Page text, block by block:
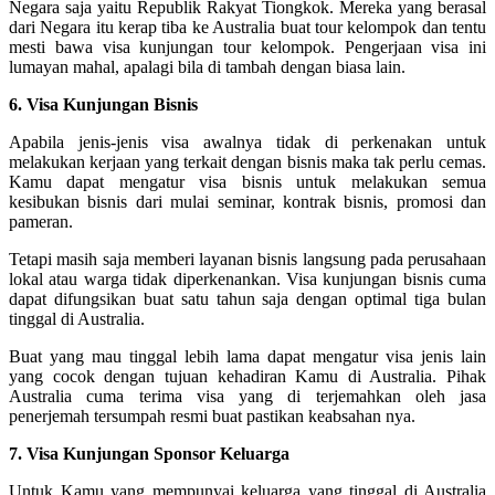
Negara saja yaitu Republik Rakyat Tiongkok. Mereka yang berasal
dari Negara itu kerap tiba ke Australia buat tour kelompok dan tentu
mesti bawa visa kunjungan tour kelompok. Pengerjaan visa ini
lumayan mahal, apalagi bila di tambah dengan biasa lain.
6. Visa Kunjungan Bisnis
Apabila jenis-jenis visa awalnya tidak di perkenakan untuk
melakukan kerjaan yang terkait dengan bisnis maka tak perlu cemas.
Kamu dapat mengatur visa bisnis untuk melakukan semua
kesibukan bisnis dari mulai seminar, kontrak bisnis, promosi dan
pameran.
Tetapi masih saja memberi layanan bisnis langsung pada perusahaan
lokal atau warga tidak diperkenankan. Visa kunjungan bisnis cuma
dapat difungsikan buat satu tahun saja dengan optimal tiga bulan
tinggal di Australia.
Buat yang mau tinggal lebih lama dapat mengatur visa jenis lain
yang cocok dengan tujuan kehadiran Kamu di Australia. Pihak
Australia cuma terima visa yang di terjemahkan oleh jasa
penerjemah tersumpah resmi buat pastikan keabsahan nya.
7. Visa Kunjungan Sponsor Keluarga
Untuk Kamu yang mempunyai keluarga yang tinggal di Australia